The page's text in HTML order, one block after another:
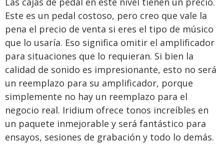
Este es un pedal costoso, pero creo que vale la
pena el precio de venta si eres el tipo de músico
que lo usaría. Eso significa omitir el amplificador
para situaciones que lo requieran. Si bien la
calidad de sonido es impresionante, esto no será
un reemplazo para su amplificador, porque
simplemente no hay un reemplazo para el
negocio real. Iridium ofrece tonos increíbles en
un paquete inmejorable y será fantástico para
ensayos, sesiones de grabación y todo lo demás.